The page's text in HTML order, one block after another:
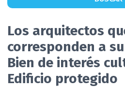
Los arquitectos
corresponden a
Bien de interés
Edificio protegido